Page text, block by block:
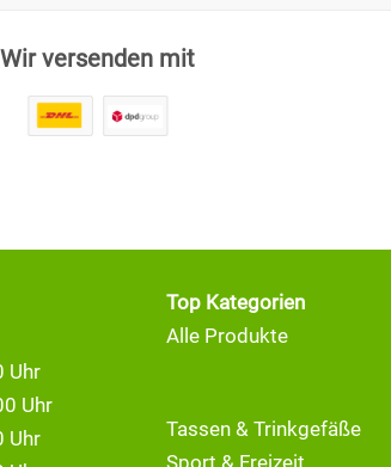
Wir versenden mit
Uhr
Uhr
Uhr
Top Kategorien
Alle Produkte
Tassen & Trinkgefäße
Sport & Freizeit